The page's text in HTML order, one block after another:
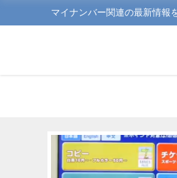
マイナンバー関連の最新情報